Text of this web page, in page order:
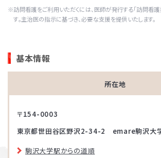
訪問看護をご利用いただくには、医師が発行する「訪問看
す。主治医の指示に基づき、必要な支援を提供いたします。
基本情報
所在地
〒154-0003
東京都世田谷区野沢2-34-2 emare駒沢
駒沢大学駅からの道順